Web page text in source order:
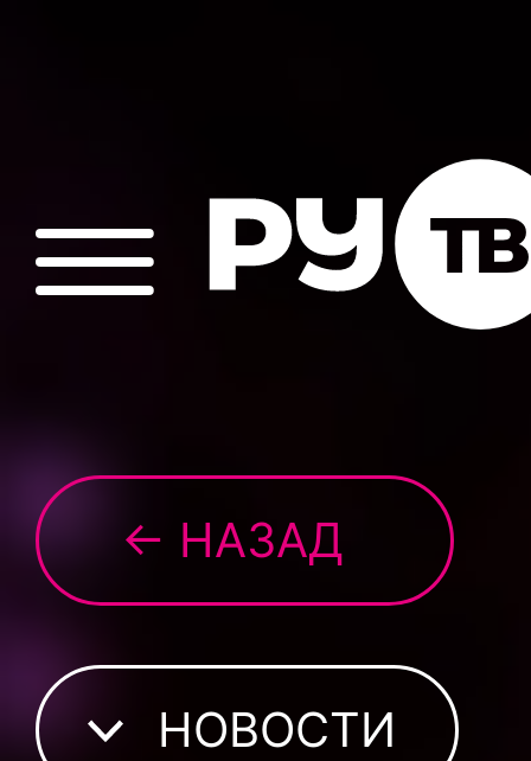
← НАЗАД
НОВОСТИ